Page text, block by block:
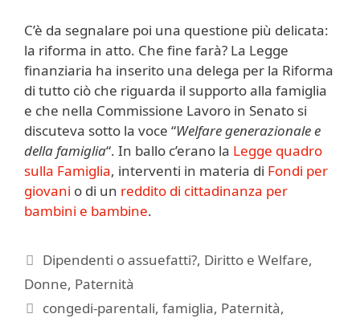
C’è da segnalare poi una questione più delicata:
la riforma in atto. Che fine farà? La Legge
finanziaria ha inserito una delega per la Riforma
di tutto ciò che riguarda il supporto alla famiglia
e che nella Commissione Lavoro in Senato si
discuteva sotto la voce “Welfare generazionale e
della famiglia“. In ballo c’erano la Legge quadro
sulla Famiglia, interventi in materia di Fondi per
giovani o di un reddito di cittadinanza per
bambini e bambine.
Categorie
Dipendenti o assuefatti?, Diritto e Welfare,
Donne, Paternità
Tag
congedi-parentali,famiglia, Paternità,